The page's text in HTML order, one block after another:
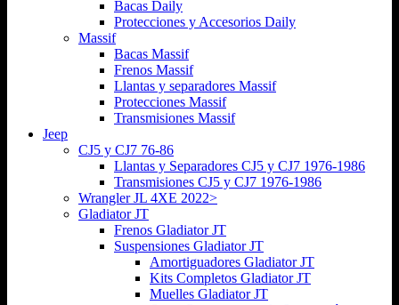
Bacas Daily
Protecciones y Accesorios Daily
Massif
Bacas Massif
Frenos Massif
Llantas y separadores Massif
Protecciones Massif
Transmisiones Massif
Jeep
CJ5 y CJ7 76-86
Llantas y Separadores CJ5 y CJ7 1976-1986
Transmisiones CJ5 y CJ7 1976-1986
Wrangler JL 4XE 2022>
Gladiator JT
Frenos Gladiator JT
Suspensiones Gladiator JT
Amortiguadores Gladiator JT
Kits Completos Gladiator JT
Muelles Gladiator JT